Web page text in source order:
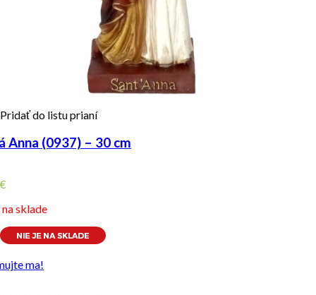
Pridať do listu prianí
Anna (0937) – 30 cm
€
sklade
ma!